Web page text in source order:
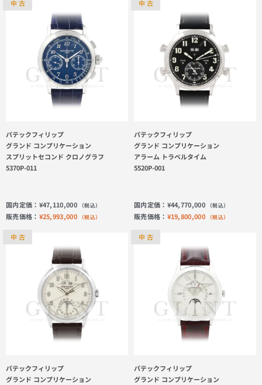
中 古
パテックフィリップ
グランド コンプリケーション
スプリットセコンド クロノグラフ
5370P-011
国内定価： ¥47,110,000 （税込）
販売価格： ¥25,993,000 （税込）
中 古
パテックフィリップ
グランド コンプリケーション
アラーム トラベルタイム
5520P-001
国内定価： ¥44,770,000 （税込）
販売価格： ¥19,800,000 （税込）
中 古
パテックフィリップ
グランド コンプリケーション
中 古
パテックフィリップ
グランド コンプリケーション